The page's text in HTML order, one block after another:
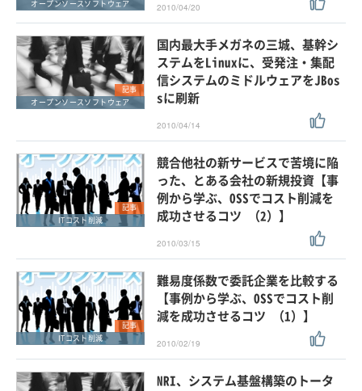
オープンソースソフトウェア
2010/04/20
記事
オープンソースソフトウェア
国内最大手メガネの三城、基幹シ
ステムをLinuxに、受発注・集配
信システムのミドルウェアをJBos
sに刷新
2010/04/14
記事
ITコスト削減
競合他社の新サービスで苦境に陥
った、とある会社の新規投資【事
例から学ぶ、OSSでコスト削減を
成功させるコツ （2）】
2010/03/15
記事
ITコスト削減
難易度係数で委託企業を比較する
【事例から学ぶ、OSSでコスト削
減を成功させるコツ （1）】
2010/02/19
NRI、システム基盤構築のトータ